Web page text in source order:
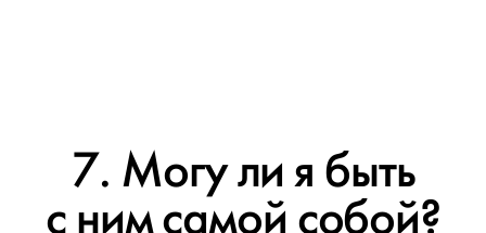
7. Могу ли я быть
с ним самой собой?